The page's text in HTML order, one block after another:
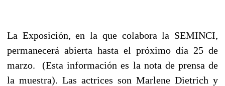
La Exposición, en la que colabora la SEMINCI,
permanecerá abierta hasta el próximo día 25 de
marzo. (Esta información es la nota de prensa de
la muestra). Las actrices son Marlene Dietrich y